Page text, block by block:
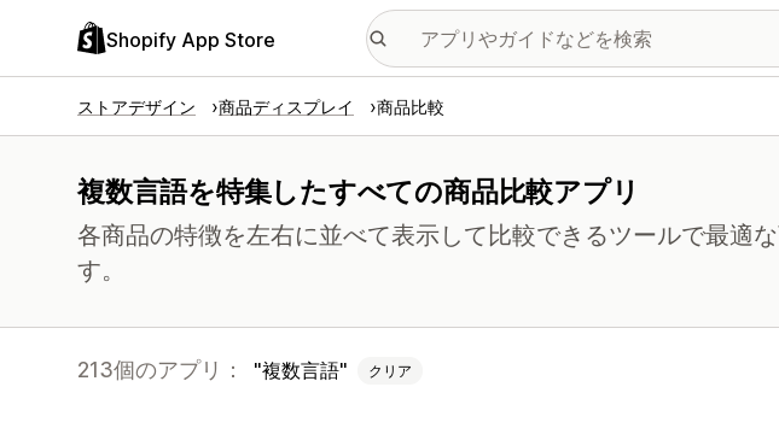
Shopify App Store
ストアデザイン 商品ディスプレイ 商品比較
複数言語を特集したすべての商品比較アプリ
各商品の特徴を左右に並べて表示して比較できるツールで最適
す。
213個のアプリ： 複数言語 クリア